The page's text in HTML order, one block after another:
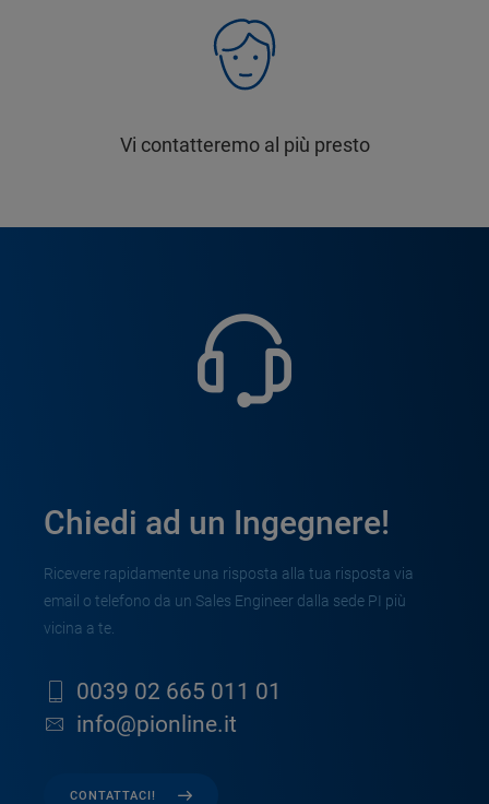
Vi contatteremo al più presto
Chiedi ad un Ingegnere!
Ricevere rapidamente una risposta alla tua risposta via
email o telefono da un Sales Engineer dalla sede PI più
vicina a te.
0039 02 665 011 01
info@pionline.it
CONTATTACI!